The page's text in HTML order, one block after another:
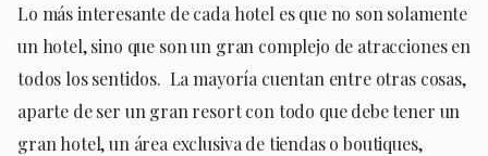
Lo más interesante de cada hotel es que no son solamente
un hotel, sino que son un gran complejo de atracciones en
todos los sentidos. La mayoría cuentan entre otras cosas,
aparte de ser un gran resort con todo que debe tener un
gran hotel, un área exclusiva de tiendas o boutiques,